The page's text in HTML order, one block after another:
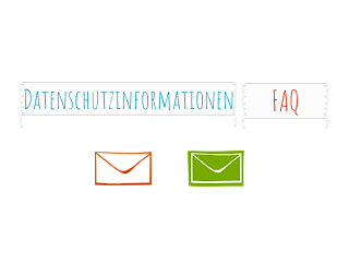
Datenschutzinformationen FAQ